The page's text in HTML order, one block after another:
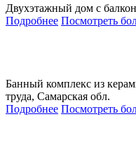
Двухэтажный дом с
Подробнее Посмотреть
Банный комплекс из
труда, Самарская обл.
Подробнее Посмотреть